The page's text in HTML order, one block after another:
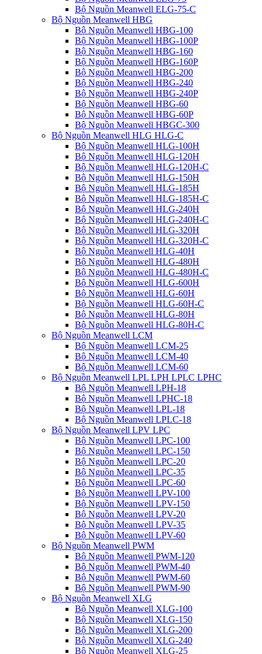
Bộ Nguồn Meanwell ELG-75-C
Bộ Nguồn Meanwell HBG
Bộ Nguồn Meanwell HBG-100
Bộ Nguồn Meanwell HBG-100P
Bộ Nguồn Meanwell HBG-160
Bộ Nguồn Meanwell HBG-160P
Bộ Nguồn Meanwell HBG-200
Bộ Nguồn Meanwell HBG-240
Bộ Nguồn Meanwell HBG-240P
Bộ Nguồn Meanwell HBG-60
Bộ Nguồn Meanwell HBG-60P
Bộ Nguồn Meanwell HBGC-300
Bộ Nguồn Meanwell HLG HLG-C
Bộ Nguồn Meanwell HLG-100H
Bộ Nguồn Meanwell HLG-120H
Bộ Nguồn Meanwell HLG-120H-C
Bộ Nguồn Meanwell HLG-150H
Bộ Nguồn Meanwell HLG-185H
Bộ Nguồn Meanwell HLG-185H-C
Bộ Nguồn Meanwell HLG-240H
Bộ Nguồn Meanwell HLG-240H-C
Bộ Nguồn Meanwell HLG-320H
Bộ Nguồn Meanwell HLG-320H-C
Bộ Nguồn Meanwell HLG-40H
Bộ Nguồn Meanwell HLG-480H
Bộ Nguồn Meanwell HLG-480H-C
Bộ Nguồn Meanwell HLG-600H
Bộ Nguồn Meanwell HLG-60H
Bộ Nguồn Meanwell HLG-60H-C
Bộ Nguồn Meanwell HLG-80H
Bộ Nguồn Meanwell HLG-80H-C
Bộ Nguồn Meanwell LCM
Bộ Nguồn Meanwell LCM-25
Bộ Nguồn Meanwell LCM-40
Bộ Nguồn Meanwell LCM-60
Bộ Nguồn Meanwell LPL LPH LPLC LPHC
Bộ Nguồn Meanwell LPH-18
Bộ Nguồn Meanwell LPHC-18
Bộ Nguồn Meanwell LPL-18
Bộ Nguồn Meanwell LPLC-18
Bộ Nguồn Meanwell LPV LPC
Bộ Nguồn Meanwell LPC-100
Bộ Nguồn Meanwell LPC-150
Bộ Nguồn Meanwell LPC-20
Bộ Nguồn Meanwell LPC-35
Bộ Nguồn Meanwell LPC-60
Bộ Nguồn Meanwell LPV-100
Bộ Nguồn Meanwell LPV-150
Bộ Nguồn Meanwell LPV-20
Bộ Nguồn Meanwell LPV-35
Bộ Nguồn Meanwell LPV-60
Bộ Nguồn Meanwell PWM
Bộ Nguồn Meanwell PWM-120
Bộ Nguồn Meanwell PWM-40
Bộ Nguồn Meanwell PWM-60
Bộ Nguồn Meanwell PWM-90
Bộ Nguồn Meanwell XLG
Bộ Nguồn Meanwell XLG-100
Bộ Nguồn Meanwell XLG-150
Bộ Nguồn Meanwell XLG-200
Bộ Nguồn Meanwell XLG-240
Bộ Nguồn Meanwell XLG-25